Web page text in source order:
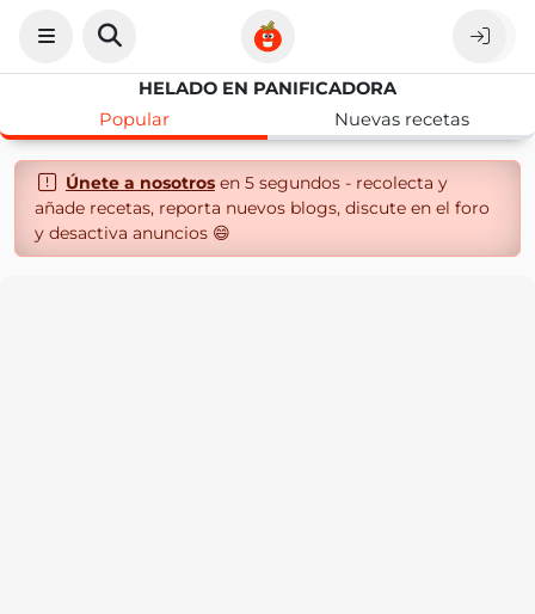
HELADO EN PANIFICADORA
Popular
Nuevas recetas
Únete a nosotrosen 5 segundos - recolecta y
añade recetas, reporta nuevos blogs, discute en el foro
y desactiva anuncios 😄